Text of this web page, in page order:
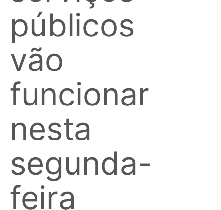
públicos
vão
funcionar
nesta
segunda-
feira